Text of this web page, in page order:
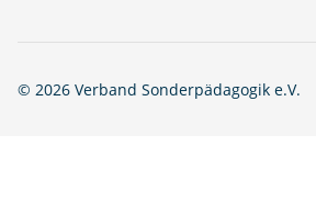
© 2026 Verband Sonderpädagogik e.V.